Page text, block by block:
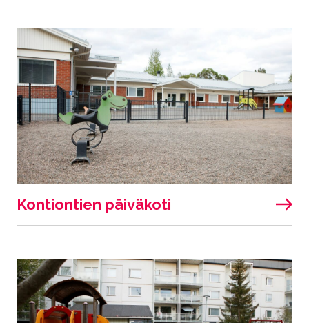
Kontiontien päiväkoti